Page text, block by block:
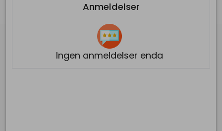
Anmeldelser
Ingen anmeldelser enda
Ulvedalen 1 , 5132 Flaktveit